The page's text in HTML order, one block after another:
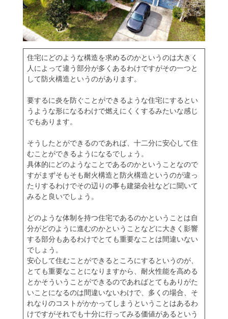
住宅にどのような構造を求めるのかというのは大きく
人によって違う部分が多くあるわけですがその一つと
して防火構造というのがあります。
要するに炎を防ぐことができるような住宅にするとい
うような形になるわけで燃えにくくするみたいな感じ
でもあります。
そうしたとができるのであれば、十二分に安心して住
むことができるようになるでしょう。
具体的にどのようなことであるのかということなので
すがまずそもそも耐火構造と防火構造というのが違っ
たりするわけでその辺りの事も建築会社などに聞いて
みると良いでしょう。
どのような体制を持つ住宅であるのかということは自
分がどのように進むのかということなどに大きく影響
する部分もあるわけでとても重要なことは間違いない
でしょう。
安心して住むことができるところにするというのが、
とても重要なことになりますから、耐火性能を高める
とかそういうことができるのであればとてもありがた
いことになるのは間違いないわけで、多くの場合、そ
れなりのコストがかかってしまうということはあるわ
けですがそれでも十分に行ってみる価値があるという